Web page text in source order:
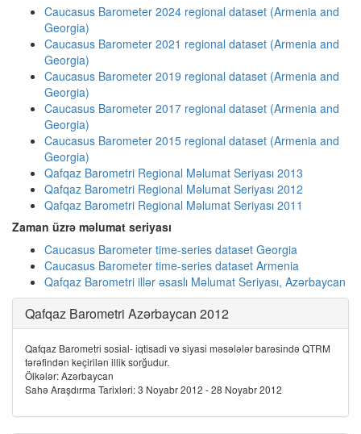
Caucasus Barometer 2024 regional dataset (Armenia and
Georgia)
Caucasus Barometer 2021 regional dataset (Armenia and
Georgia)
Caucasus Barometer 2019 regional dataset (Armenia and
Georgia)
Caucasus Barometer 2017 regional dataset (Armenia and
Georgia)
Caucasus Barometer 2015 regional dataset (Armenia and
Georgia)
Qafqaz Barometri Regional Məlumat Seriyası 2013
Qafqaz Barometri Regional Məlumat Seriyası 2012
Qafqaz Barometri Regional Məlumat Seriyası 2011
Zaman üzrə məlumat seriyası
Caucasus Barometer time-series dataset Georgia
Caucasus Barometer time-series dataset Armenia
Qafqaz Barometri illər əsaslı Məlumat Seriyası, Azərbaycan
Qafqaz Barometri Azərbaycan 2012
Qafqaz Barometri sosial- iqtisadi və siyasi məsələlər barəsində QTRM
tərəfindən keçirilən illik sorğudur.
Ölkələr: Azərbaycan
Sahə Araşdırma Tarixləri: 3 Noyabr 2012 - 28 Noyabr 2012